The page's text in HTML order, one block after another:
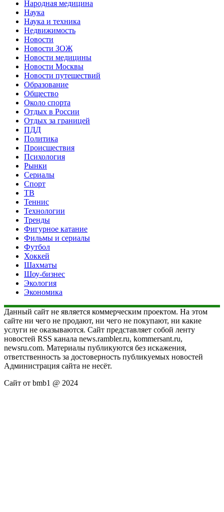
Народная медицина
Наука
Наука и техника
Недвижимость
Новости
Новости ЗОЖ
Новости медицины
Новости Москвы
Новости путешествий
Образование
Общество
Около спорта
Отдых в России
Отдых за границей
ПДД
Политика
Происшествия
Психология
Рынки
Сериалы
Спорт
ТВ
Теннис
Технологии
Тренды
Фигурное катание
Фильмы и сериалы
Футбол
Хоккей
Шахматы
Шоу-бизнес
Экология
Экономика
Данный сайт не является коммерческим проектом. На этом
сайте ни чего не продают, ни чего не покупают, ни какие
услуги не оказываются. Сайт представляет собой ленту
новостей RSS канала news.rambler.ru, kommersant.ru,
newsru.com. Материалы публикуются без искажения,
ответственность за достоверность публикуемых новостей
Администрация сайта не несёт.
Сайт от bmb1 @ 2024